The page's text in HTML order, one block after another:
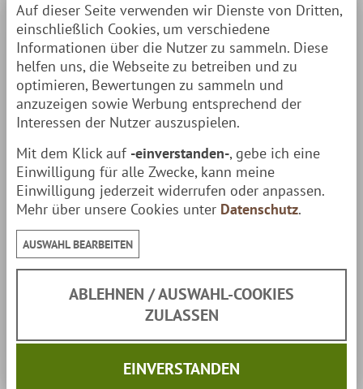
offenem Feuer. Nach einmaligem Einbrennen ist deine
Muurikka nicht mehr kleinzukriegen. Je mehr Du deine
Muurikka verwendest, desto leichter fällt das Kochen.
Mit der Zeit bildet sichwie von selbsteine schützende
Fettschicht, die Anbrennen & Kleben verhindert.
Zudem schützt sie den robusten Walz-Stahl.
Vielseitig einsetzbar:Auf einem Lagerfeuer, einem
Feuerschalelässt sich die Murikka Outdoor-Pfanne
mit offenem Feuer benutzen. Nicht nurauf dem
Holzfeuersorgt die Muurikka für große Freude.
eingesetzt, ermöglicht die Muurikka-
Schutztaschekannst Du deine Pfanne
Auf dieser Seite verwenden wir Dienste von Dritten,
einschließlich Cookies, um verschiedene
Informationen über die Nutzer zu sammeln. Diese
helfen uns, die Webseite zu betreiben und zu
optimieren, Bewertungen zu sammeln und
anzuzeigen sowie Werbung entsprechend der
Interessen der Nutzer auszuspielen.
Mit dem Klick auf -einverstanden-, gebe ich eine
Einwilligung für alle Zwecke, kann meine
Einwilligung jederzeit widerrufen oder anpassen.
Mehr über unsere Cookies unter Datenschutz.
AUSWAHL BEARBEITEN
ABLEHNEN / AUSWAHL-COOKIES
ZULASSEN
EINVERSTANDEN